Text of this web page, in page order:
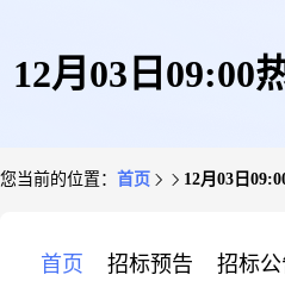
12月03日09:00
您当前的位置： 首页 12月03日
首页 招标预告 招标公